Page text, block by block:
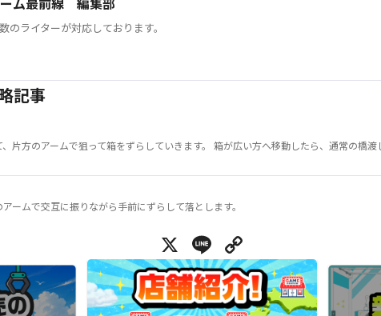
のライターが対応しております。
記事
片方のアームで狙って箱をずらしていきます。 箱が広い方へ移動したら、通常の橋
ームで交互に振りながら手前にずらして落とします。
X Line